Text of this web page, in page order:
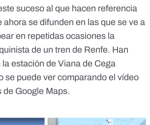
suceso al que hacen referencia
ahora se difunden en las que se ve a
en repetidas ocasiones la
de un tren de Renfe. Han
estación de Viana de Cega
se puede ver comparando el vídeo
de Google Maps.